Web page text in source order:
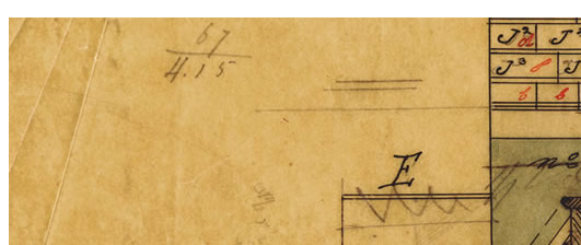
Drents Archief